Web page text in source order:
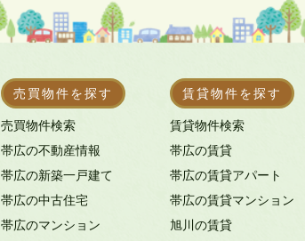
売買物件を探す
売買物件検索
帯広の不動産情報
帯広の新築一戸建て
帯広の中古住宅
帯広のマンション
賃貸物件を探す
賃貸物件検索
帯広の賃貸
帯広の賃貸アパート
帯広の賃貸マンション
旭川の賃貸